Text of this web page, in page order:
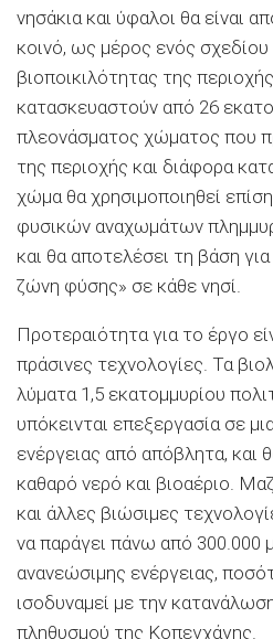
νησάκια και ύφαλοι θα είναι
κοινό, ως μέρος ενός
βιοποικιλότητας της
κατασκευαστούν από 26
πλεονάσματος χώματος που
της περιοχής και διάφορα
χώμα θα χρησιμοποιηθεί
φυσικών αναχωμάτων
και θα αποτελέσει τη βάση
ζώνη φύσης» σε κάθε νησί.
Προτεραιότητα για το έργο
πράσινες τεχνολογίες. Τα
λύματα 1,5 εκατομμυρίου
υπόκεινται επεξεργασία σε
ενέργειας από απόβλητα, και
καθαρό νερό και βιοαέριο.
και άλλες βιώσιμες
να παράγει πάνω από 300.000
ανανεώσιμης ενέργειας,
ισοδυναμεί με την
πληθυσμού της Κοπεγχάγης.